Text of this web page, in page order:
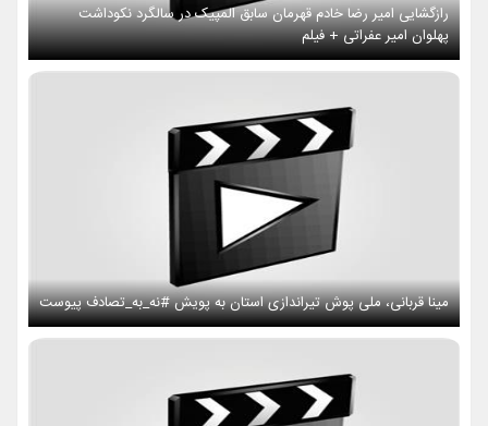
رازگشایی امیر رضا خادم قهرمان سابق المپیک در سالگرد نکوداشت
پهلوان امیر عفراتی + فیلم
مینا قربانی، ملی پوش تیراندازی استان به پویش #نه_به_تصادف پیوست